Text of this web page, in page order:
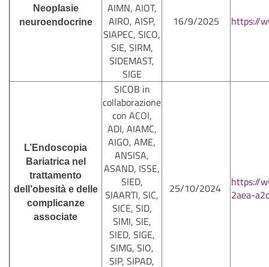
Neoplasie
neuroendocrine
AIMN, AIOT,
AIRO, AISP,
SIAPEC, SICO,
SIE, SIRM,
SIDEMAST,
SIGE
16/9/2025 https://
L’Endoscopia
Bariatrica nel
trattamento
dell’obesità e delle
complicanze
associate
SICOB in
collaborazione
con ACOI,
ADI, AIAMC,
AIGO, AME,
ANSISA,
ASAND, ISSE,
SIED,
SIAARTI, SIC,
SICE, SID,
SIMI, SIE,
SIED, SIGE,
SIMG, SIO,
SIP, SIPAD,
25/10/2024
https://
2aea-